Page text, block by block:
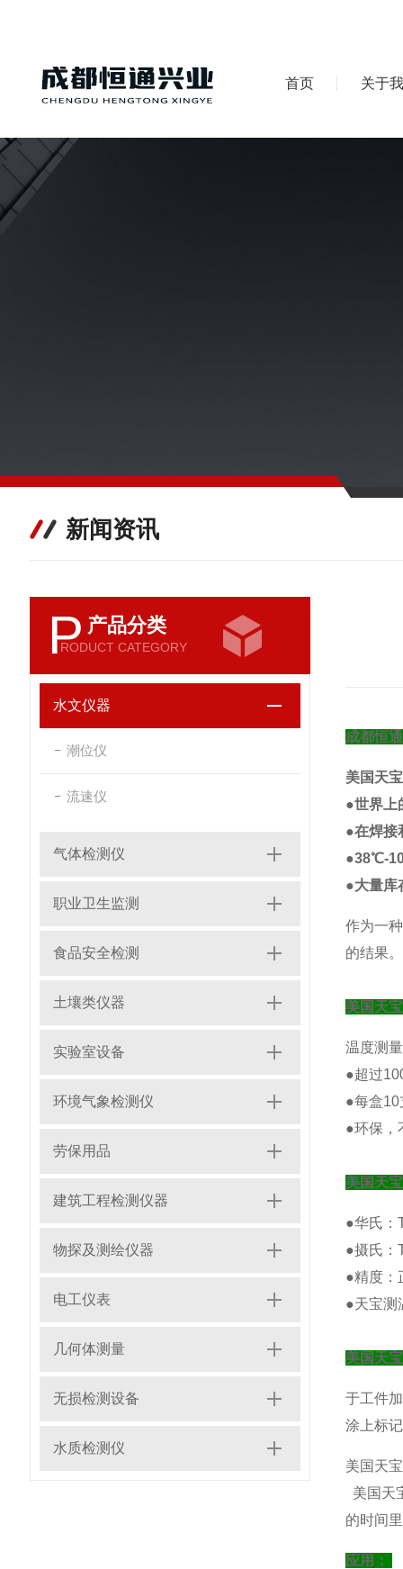
首页 关于
新闻资讯
P 产品分类
RODUCT CATEGORY
水文仪器
潮位仪
流速仪
气体检测仪
职业卫生监测
食品安全检测
土壤类仪器
实验室设备
环境气象检测仪
劳保用品
建筑工程检测仪器
物探及测绘仪器
电工仪表
几何体测量
无损检测设备
水质检测仪
成都恒
美国天
●世界上
●在焊接
●38℃-
●大量库
作为一
的结果
美国
温度测
●超过
●每盒10
●环保，
美国
●华氏：
●摄氏：
●精度：
●天宝测
美国
于工件
涂上标
美国天
美国天
的时间
应用：